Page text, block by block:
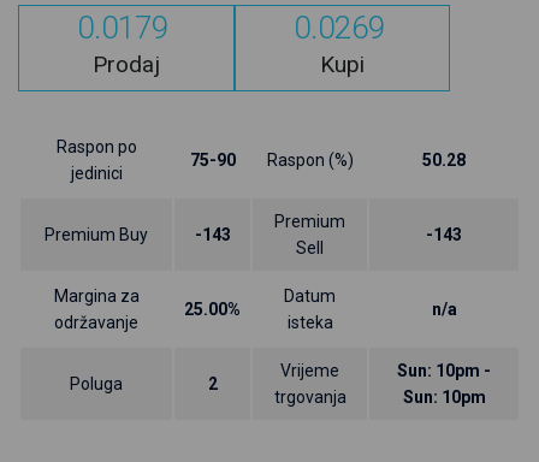
0.0179
Prodaj
0.0269
Kupi
Raspon po
jedinici
75-90 Raspon (%) 50.28
Premium Buy -143
Premium
Sell
-143
Margina za
održavanje
25.00%
Datum
isteka
n/a
Poluga 2
Vrijeme
trgovanja
Sun: 10pm -
Sun: 10pm